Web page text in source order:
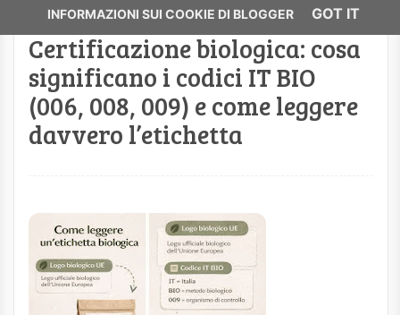
Certificazione biologica: cosa
significano i codici IT BIO
(006, 008, 009) e come leggere
davvero l’etichetta
GOT IT